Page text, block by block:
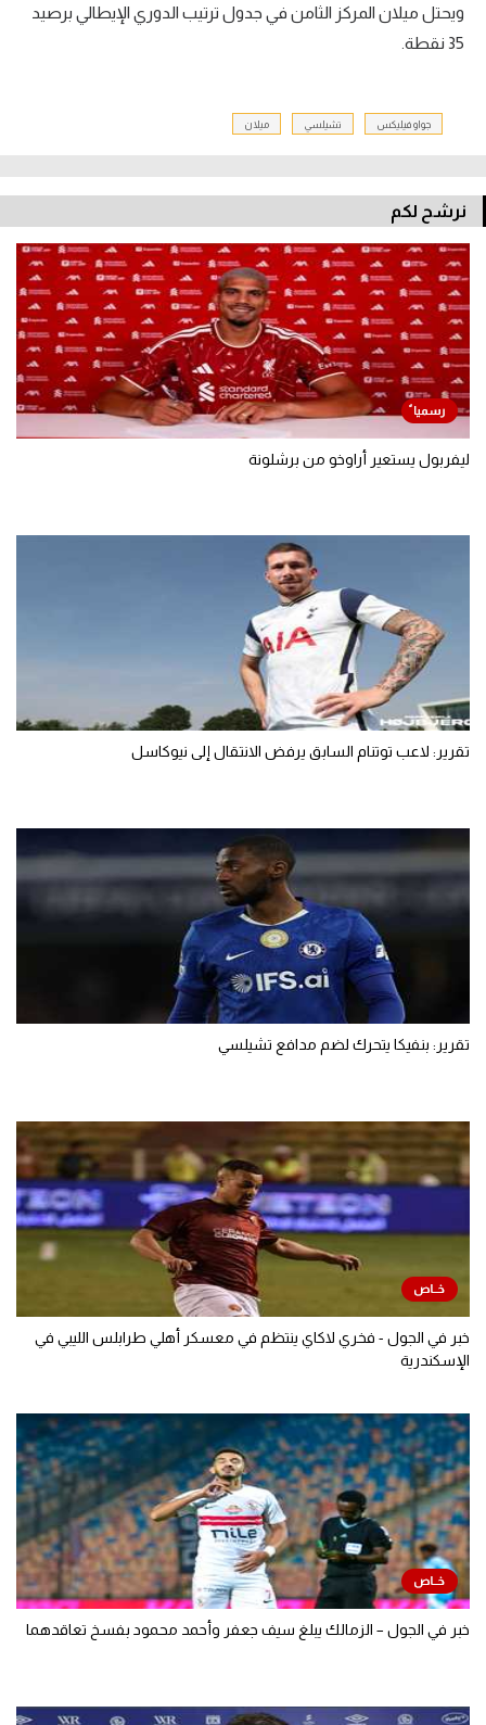
ويحتل ميلان المركز الثامن في جدول ترتيب الدوري الإيطالي برصيد
35 نقطة.
جواو فيليكس تشيلسي ميلان
نرشح لكم
ليفربول يستعير أراوخو من برشلونة
تقرير: لاعب توتنام السابق يرفض الانتقال إلى نيوكاسل
تقرير: بنفيكا يتحرك لضم مدافع تشيلسي
خبر في الجول - فخري لاكاي ينتظم في معسكر أهلي طرابلس الليبي في
الإسكندرية
خبر في الجول – الزمالك يبلغ سيف جعفر وأحمد محمود بفسخ تعاقدهما